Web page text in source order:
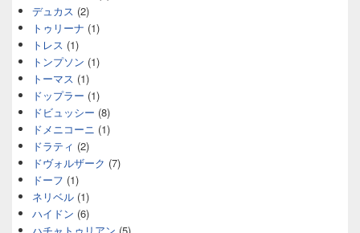
デュカス (2)
トゥリーナ (1)
トレス (1)
トンプソン (1)
トーマス (1)
ドップラー (1)
ドビュッシー (8)
ドメニコーニ (1)
ドラティ (2)
ドヴォルザーク (7)
ドーフ (1)
ネリベル (1)
ハイドン (6)